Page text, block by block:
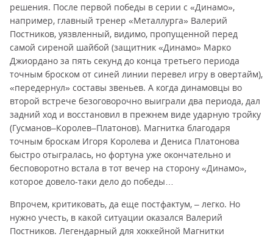
решения. После первой победы в серии с «Динамо»,
например, главный тренер «Металлурга» Валерий
Постников, уязвленный, видимо, пропущенной перед
самой сиреной шайбой (защитник «Динамо» Марко
Джиордано за пять секунд до конца третьего периода
точным броском от синей линии перевел игру в овертайм),
«передернул» составы звеньев. А когда динамовцы во
второй встрече безоговорочно выиграли два периода, дал
задний ход и восстановил в прежнем виде ударную тройку
(Гусманов–Королев–Платонов). Магнитка благодаря
точным броскам Игоря Королева и Дениса Платонова
быстро отыгралась, но фортуна уже окончательно и
бесповоротно встала в тот вечер на сторону «Динамо»,
которое довело-таки дело до победы…
Впрочем, критиковать, да еще постфактум, – легко. Но
нужно учесть, в какой ситуации оказался Валерий
Постников. Легендарный для хоккейной Магнитки